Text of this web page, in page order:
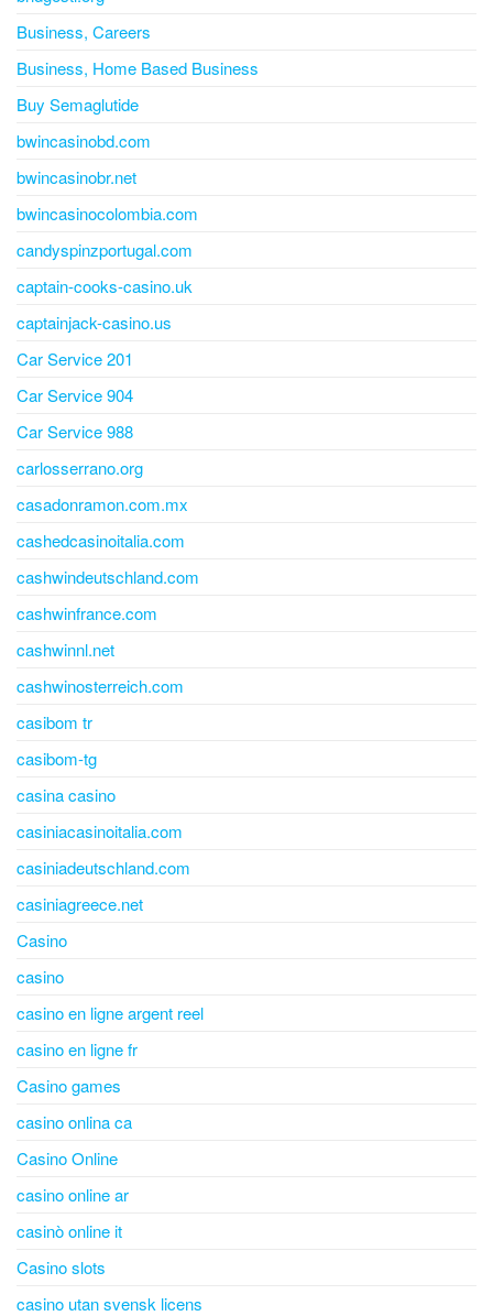
Business, Careers
Business, Home Based Business
Buy Semaglutide
bwincasinobd.com
bwincasinobr.net
bwincasinocolombia.com
candyspinzportugal.com
captain-cooks-casino.uk
captainjack-casino.us
Car Service 201
Car Service 904
Car Service 988
carlosserrano.org
casadonramon.com.mx
cashedcasinoitalia.com
cashwindeutschland.com
cashwinfrance.com
cashwinnl.net
cashwinosterreich.com
casibom tr
casibom-tg
casina casino
casiniacasinoitalia.com
casiniadeutschland.com
casiniagreece.net
Casino
casino
casino en ligne argent reel
casino en ligne fr
Casino games
casino onlina ca
Casino Online
casino online ar
casinò online it
Casino slots
casino utan svensk licens